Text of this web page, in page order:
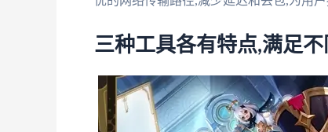
三种工具各有特点,满足